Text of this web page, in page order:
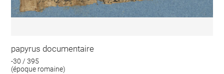
papyrus documentaire
-30 / 395
(époque romaine)